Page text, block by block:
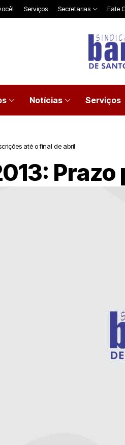
Serviços Secretarias Fale
Notícias Serviços
até o final de abril